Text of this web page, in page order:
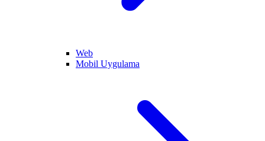
Web
Mobil Uygulama